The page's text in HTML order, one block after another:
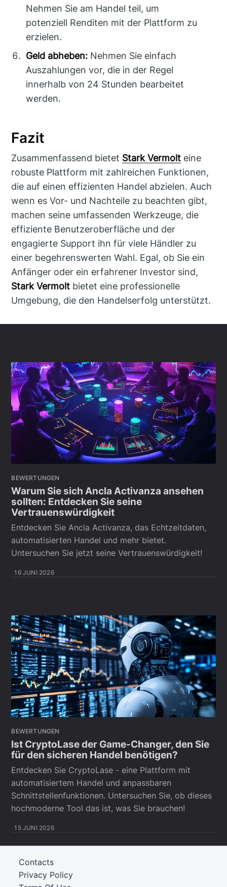
Nehmen Sie am Handel teil, um
potenziell Renditen mit der Plattform zu
erzielen.
Geld abheben: Nehmen Sie einfach
Auszahlungen vor, die in der Regel
innerhalb von 24 Stunden bearbeitet
werden.
Fazit
Zusammenfassend bietet Stark Vermolt eine
robuste Plattform mit zahlreichen Funktionen,
die auf einen effizienten Handel abzielen. Auch
wenn es Vor- und Nachteile zu beachten gibt,
machen seine umfassenden Werkzeuge, die
effiziente Benutzeroberfläche und der
engagierte Support ihn für viele Händler zu
einer begehrenswerten Wahl. Egal, ob Sie ein
Anfänger oder ein erfahrener Investor sind,
Stark Vermolt bietet eine professionelle
Umgebung, die den Handelserfolg unterstützt.
BEWERTUNGEN
Warum Sie sich Ancla Activanza ansehen
sollten: Entdecken Sie seine
Vertrauenswürdigkeit
Entdecken Sie Ancla Activanza, das Echtzeitdaten,
automatisierten Handel und mehr bietet.
Untersuchen Sie jetzt seine Vertrauenswürdigkeit!
16 JUNI 2026
BEWERTUNGEN
Ist CryptoLase der Game-Changer, den Sie
für den sicheren Handel benötigen?
Entdecken Sie CryptoLase - eine Plattform mit
automatisiertem Handel und anpassbaren
Schnittstellenfunktionen. Untersuchen Sie, ob dieses
hochmoderne Tool das ist, was Sie brauchen!
15 JUNI 2026
Privacy Policy
Contacts